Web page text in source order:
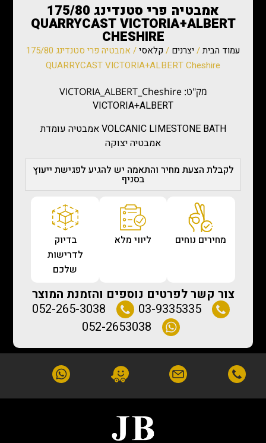
אמבטיה פרי סטנדינג 175/80
QUARRYCAST VICTORIA+ALBERT
CHESHIRE
עמוד הבית/ יצרנים / קלאסי
/ אמבטיה פרי סטנדינג 175/80
QUARRYCAST VICTORIA+ALBERT Cheshire
מק"ט: VICTORIA_ALBERT_Cheshire
VICTORIA+ALBERT
VOLCANIC LIMESTONE BATH אמבטיה עומדת
אמבטיה יצוקה
לקבלת הצעת מחיר והתאמה יש להגיע לפגישת ייעוץ
בסניף
מחירים נוחים ליווי מלא
בדיוק
לדרישות
שלכם
צור קשר לפרטים נוספים והזמנת המוצר
03-9335335
052-265-3038
052-2653038